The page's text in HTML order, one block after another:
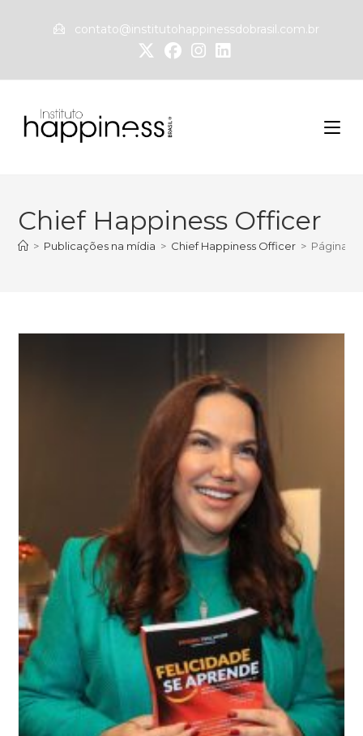
contato@institutohappinessdobrasil.com.br
Chief Happiness Officer
> Publicações na mídia > Chief Happiness Officer > Página 20